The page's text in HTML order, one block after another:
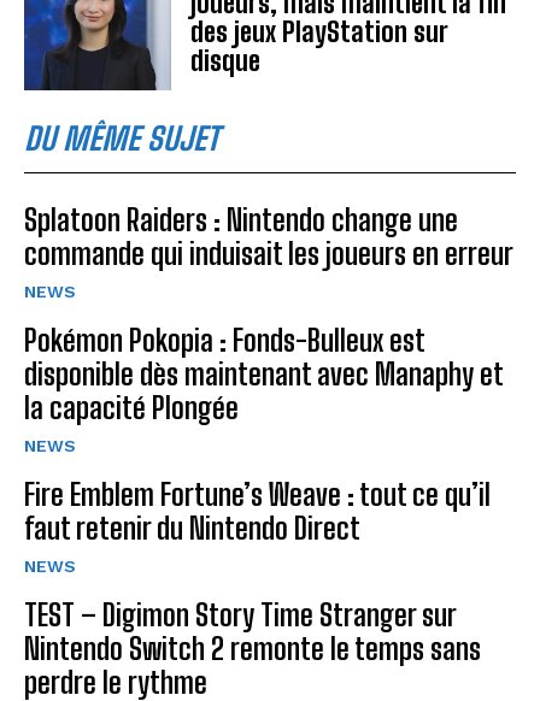
des jeux PlayStation sur
disque
DU MÊME SUJET
Splatoon Raiders : Nintendo change une
commande qui induisait les joueurs en erreur
NEWS
Pokémon Pokopia : Fonds-Bulleux est
disponible dès maintenant avec Manaphy et
la capacité Plongée
NEWS
Fire Emblem Fortune’s Weave : tout ce qu’il
faut retenir du Nintendo Direct
NEWS
TEST – Digimon Story Time Stranger sur
Nintendo Switch 2 remonte le temps sans
perdre le rythme